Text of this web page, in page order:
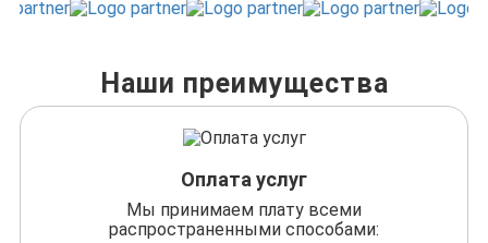
Наши преимущества
Оплата услуг
Мы принимаем плату всеми
распространенными способами: